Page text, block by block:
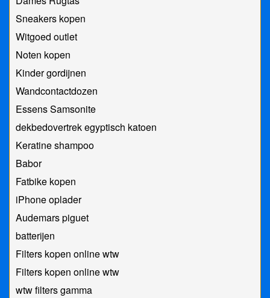
Sneakers kopen
Witgoed outlet
Noten kopen
Kinder gordijnen
Wandcontactdozen
Essens Samsonite
dekbedovertrek egyptisch katoen
Keratine shampoo
Babor
Fatbike kopen
iPhone oplader
Audemars piguet
batterijen
Filters kopen online wtw
Filters kopen online wtw
wtw filters gamma